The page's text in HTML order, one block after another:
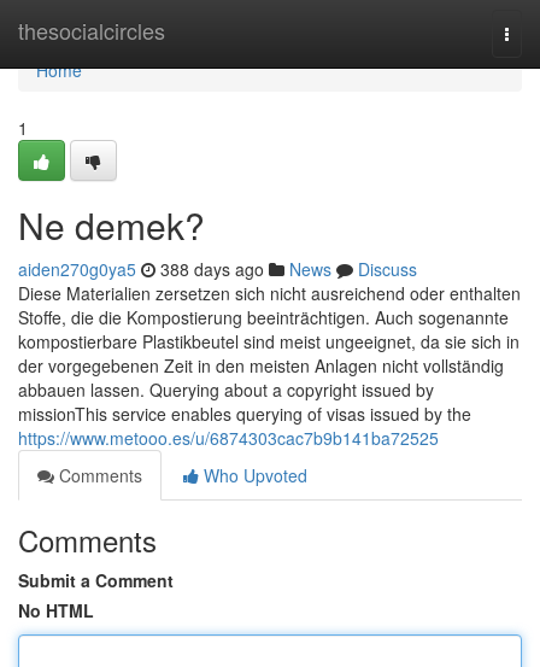
thesocialcircles
Home
Home
1
Ne demek?
aiden270g0ya5 388 days ago News
Discuss
Diese Materialien zersetzen sich nicht ausreichend oder enthalten
Stoffe, die die Kompostierung beeinträchtigen. Auch sogenannte
kompostierbare Plastikbeutel sind meist ungeeignet, da sie sich in
der vorgegebenen Zeit in den meisten Anlagen nicht vollständig
abbauen lassen. Querying about a copyright issued by
missionThis service enables querying of visas issued by the
https://www.metooo.es/u/6874303cac7b9b141ba72525
Comments
Who Upvoted
Comments
Submit a Comment
No HTML